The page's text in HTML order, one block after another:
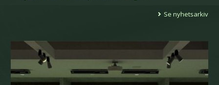
Se nyhetsarkiv